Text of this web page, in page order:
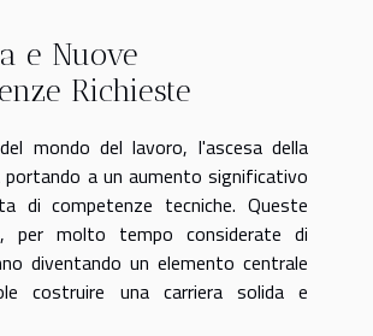
e Nuove
Richieste
mondo del lavoro, l'ascesa della
a un aumento significativo
di competenze tecniche. Queste
per molto tempo considerate di
diventando un elemento centrale
costruire una carriera solida e